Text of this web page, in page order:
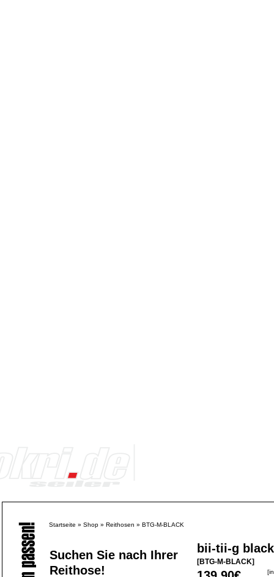
Startseite » Shop » Reithosen » BTG-M-BLACK
Suchen Sie nach Ihrer
Reithose!
bii-tii-g black
[BTG-M-BLACK]